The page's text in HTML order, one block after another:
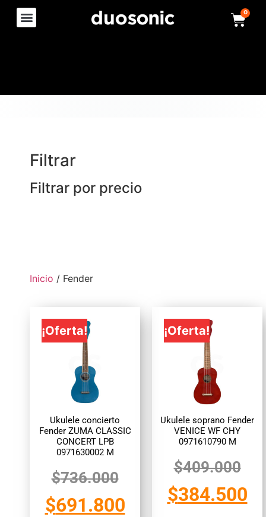
0
Filtrar
Filtrar por precio
Inicio / Fender
¡Oferta!
Ukulele concierto
Fender ZUMA CLASSIC
CONCERT LPB
0971630002 M
$736.000
$691.800
¡Oferta!
Ukulele soprano Fender
VENICE WF CHY
0971610790 M
$409.000
$384.500